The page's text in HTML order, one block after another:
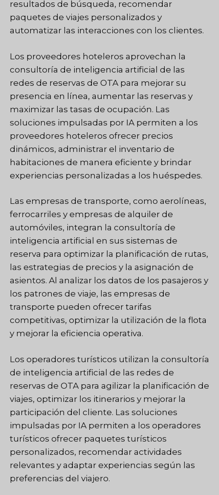
resultados de búsqueda, recomendar
paquetes de viajes personalizados y
automatizar las interacciones con los clientes.
Los proveedores hoteleros aprovechan la
consultoría de inteligencia artificial de las
redes de reservas de OTA para mejorar su
presencia en línea, aumentar las reservas y
maximizar las tasas de ocupación. Las
soluciones impulsadas por IA permiten a los
proveedores hoteleros ofrecer precios
dinámicos, administrar el inventario de
habitaciones de manera eficiente y brindar
experiencias personalizadas a los huéspedes.
Las empresas de transporte, como aerolíneas,
ferrocarriles y empresas de alquiler de
automóviles, integran la consultoría de
inteligencia artificial en sus sistemas de
reserva para optimizar la planificación de rutas,
las estrategias de precios y la asignación de
asientos. Al analizar los datos de los pasajeros y
los patrones de viaje, las empresas de
transporte pueden ofrecer tarifas
competitivas, optimizar la utilización de la flota
y mejorar la eficiencia operativa.
Los operadores turísticos utilizan la consultoría
de inteligencia artificial de las redes de
reservas de OTA para agilizar la planificación de
viajes, optimizar los itinerarios y mejorar la
participación del cliente. Las soluciones
impulsadas por IA permiten a los operadores
turísticos ofrecer paquetes turísticos
personalizados, recomendar actividades
relevantes y adaptar experiencias según las
preferencias del viajero.